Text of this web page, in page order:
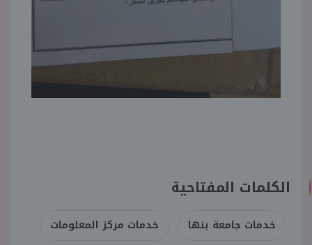
الكلمات المفتاحية
خدمات جامعة بنها خدمات مركز المعلومات